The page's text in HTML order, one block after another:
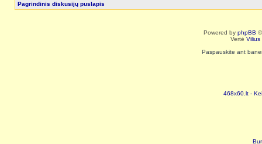
Pagrindinis diskusijų puslapis
Powered by phpBB
Vertė Vilius
Paspauskite ant
468x60.lt -